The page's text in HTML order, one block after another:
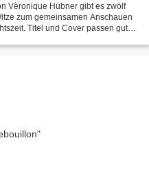
Vèronique Hübner gibt es zwölf
zum gemeinsamen Anschauen
Titel und Cover passen gut